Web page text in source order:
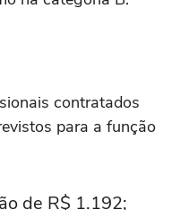
contratados
para a função
de R$ 1.192;